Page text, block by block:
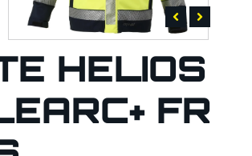
HELIOS
FR